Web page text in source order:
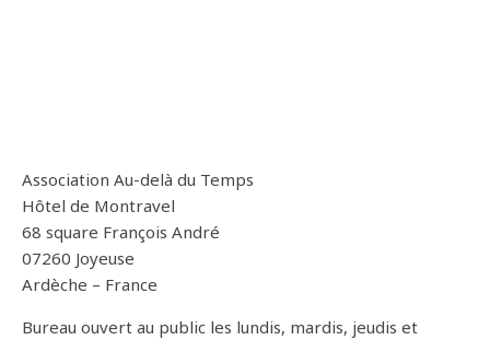
Association Au-delà du Temps
Hôtel de Montravel
68 square François André
07260 Joyeuse
Ardèche – France
Bureau ouvert au public les lundis, mardis, jeudis et